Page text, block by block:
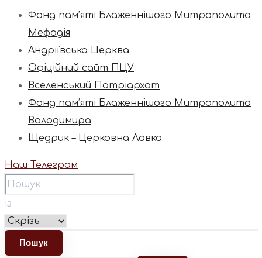
Фонд пам’яті Блаженнішого Митрополита
Мефодія
Андріївська Церква
Офіційний сайт ПЦУ
Вселенський Патріархат
Фонд пам’яті Блаженнішого Митрополита
Володимира
Щедрик – Церковна Лавка
Наш Телеграм
із